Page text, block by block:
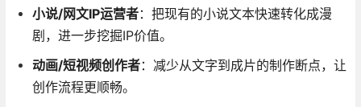
小说/网文IP运营者：把现有的小说文本快速转化成漫
剧，进一步挖掘IP价值。
动画/短视频创作者：减少从文字到成片的制作断点，让
创作流程更顺畅。